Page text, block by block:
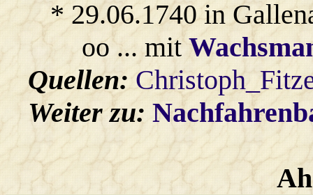
* 29.06.1740 in
oo ... mit
Quellen:
Weiter zu: